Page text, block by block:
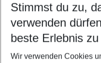
Quicklinks
Last Minute Sizilien
Flug & Hotel Sizilien
Stimmst du zu,
verwenden
beste Erlebnis
Wir verwenden Cookies